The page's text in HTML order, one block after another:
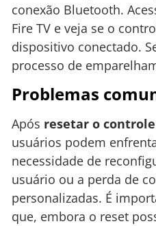
conexão Bluetooth.
Fire TV e veja se o
dispositivo conectado.
processo de
Problemas
Após resetar o controle
usuários podem
necessidade de
usuário ou a perda de
personalizadas. É
que, embora o reset